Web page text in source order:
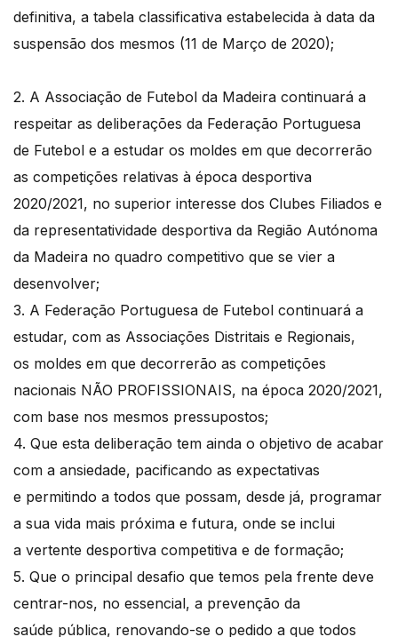
definitiva, a tabela classificativa estabelecida à data da
suspensão dos mesmos (11 de Março de 2020);
2. A Associação de Futebol da Madeira continuará a
respeitar as deliberações da Federação Portuguesa
de Futebol e a estudar os moldes em que decorrerão
as competições relativas à época desportiva
2020/2021, no superior interesse dos Clubes Filiados e
da representatividade desportiva da Região Autónoma
da Madeira no quadro competitivo que se vier a
desenvolver;
3. A Federação Portuguesa de Futebol continuará a
estudar, com as Associações Distritais e Regionais,
os moldes em que decorrerão as competições
nacionais NÃO PROFISSIONAIS, na época 2020/2021,
com base nos mesmos pressupostos;
4. Que esta deliberação tem ainda o objetivo de acabar
com a ansiedade, pacificando as expectativas
e permitindo a todos que possam, desde já, programar
a sua vida mais próxima e futura, onde se inclui
a vertente desportiva competitiva e de formação;
5. Que o principal desafio que temos pela frente deve
centrar-nos, no essencial, a prevenção da
saúde pública, renovando-se o pedido a que todos